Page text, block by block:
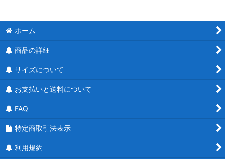
ホーム
商品の詳細
サイズについて
お支払いと送料について
FAQ
特定商取引法表示
利用規約